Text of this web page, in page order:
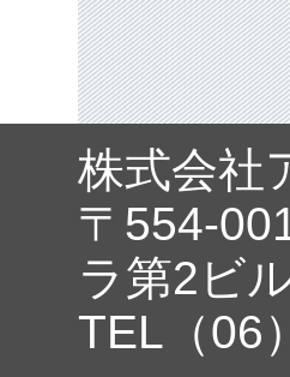
株式会社
〒554-
ラ第2ビ
TEL（06